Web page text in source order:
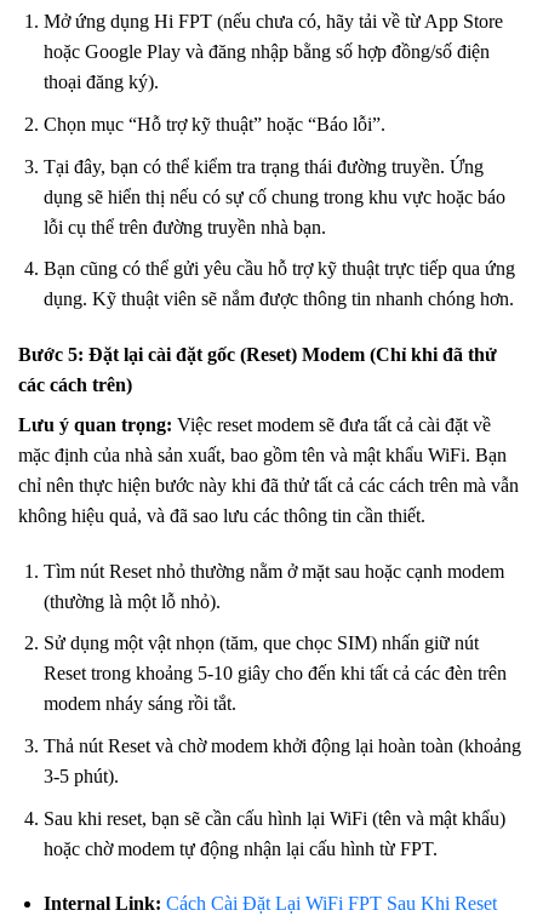
Mở ứng dụng Hi FPT (nếu chưa có, hãy tải về từ App Store
hoặc Google Play và đăng nhập bằng số hợp đồng/số điện
thoại đăng ký).
Chọn mục “Hỗ trợ kỹ thuật” hoặc “Báo lỗi”.
Tại đây, bạn có thể kiểm tra trạng thái đường truyền. Ứng
dụng sẽ hiển thị nếu có sự cố chung trong khu vực hoặc báo
lỗi cụ thể trên đường truyền nhà bạn.
Bạn cũng có thể gửi yêu cầu hỗ trợ kỹ thuật trực tiếp qua ứng
dụng. Kỹ thuật viên sẽ nắm được thông tin nhanh chóng hơn.
Bước 5: Đặt lại cài đặt gốc (Reset) Modem (Chỉ khi đã thử
các cách trên)
Lưu ý quan trọng: Việc reset modem sẽ đưa tất cả cài đặt về
mặc định của nhà sản xuất, bao gồm tên và mật khẩu WiFi. Bạn
chỉ nên thực hiện bước này khi đã thử tất cả các cách trên mà vẫn
không hiệu quả, và đã sao lưu các thông tin cần thiết.
Tìm nút Reset nhỏ thường nằm ở mặt sau hoặc cạnh modem
(thường là một lỗ nhỏ).
Sử dụng một vật nhọn (tăm, que chọc SIM) nhấn giữ nút
Reset trong khoảng 5-10 giây cho đến khi tất cả các đèn trên
modem nháy sáng rồi tắt.
Thả nút Reset và chờ modem khởi động lại hoàn toàn (khoảng
3-5 phút).
Sau khi reset, bạn sẽ cần cấu hình lại WiFi (tên và mật khẩu)
hoặc chờ modem tự động nhận lại cấu hình từ FPT.
Internal Link: Cách Cài Đặt Lại WiFi FPT Sau Khi Reset